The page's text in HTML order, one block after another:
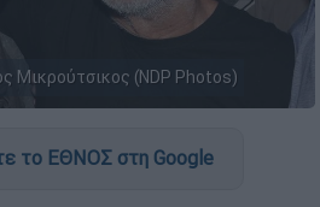
Μικρούτσικος (NDP Photos)
το ΕΘΝΟΣ στη Google